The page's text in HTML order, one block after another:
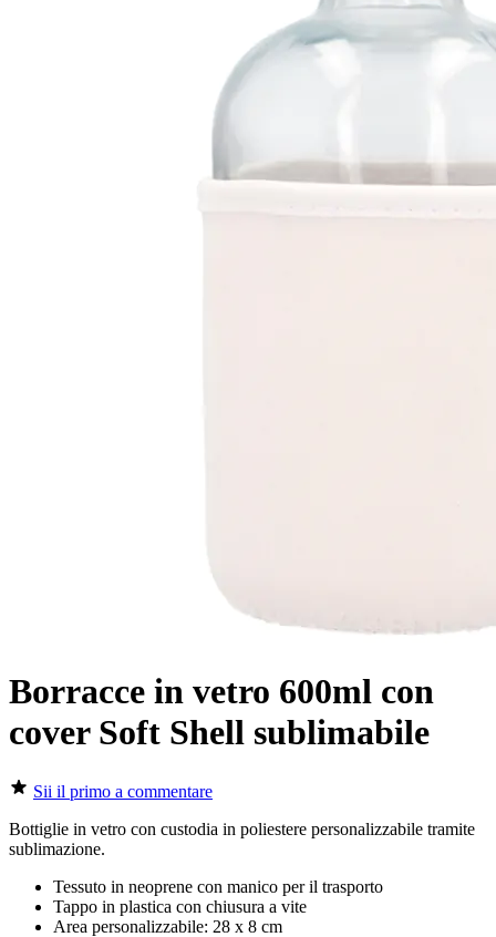
Borracce in vetro 600ml con
cover Soft Shell sublimabile
Sii il primo a commentare
Bottiglie in vetro con custodia in poliestere personalizzabile tramite
sublimazione.
Tessuto in neoprene con manico per il trasporto
Tappo in plastica con chiusura a vite
Area personalizzabile: 28 x 8 cm